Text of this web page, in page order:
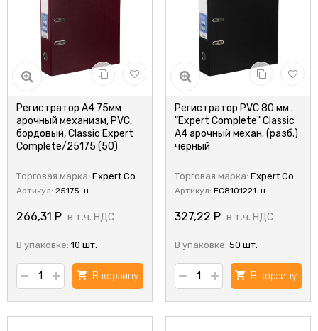
Регистратор А4 75мм
арочный механизм, PVC,
бордовый, Classic Expert
Complete/25175 (50)
Торговая марка: Expert Complete
Артикул: 25175-н
266,31 Р в т.ч. НДС
В упаковке: 10 шт.
В корзину
Регистратор PVC 80 мм .
"Expert Complete" Classic
А4 арочный механ. (разб.)
черный
Торговая марка: Expert Complete
Артикул: EC8101221-н
327,22 Р в т.ч. НДС
В упаковке: 50 шт.
В корзину